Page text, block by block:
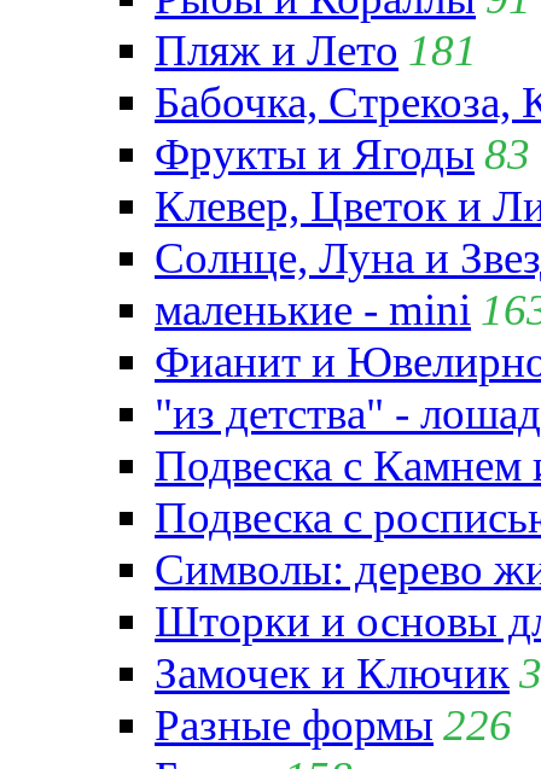
Пляж и Лето 181
Бабочка,
Фрукты и Ягоды 83
Клевер, Цветок и
Солнце, Луна и
маленькие - mini
Фианит и
"из детства" -
Подвеска с
Подвеска с
Символы: дерево
Шторки и основы
Замочек и Ключик
Разные формы 226